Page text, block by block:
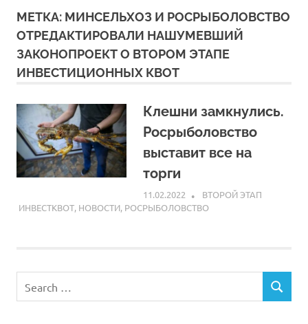
МЕТКА: МИНСЕЛЬХОЗ И РОСРЫБОЛОВСТВО
ОТРЕДАКТИРОВАЛИ НАШУМЕВШИЙ
ЗАКОНОПРОЕКТ О ВТОРОМ ЭТАПЕ
ИНВЕСТИЦИОННЫХ КВОТ
Клешни замкнулись.
Росрыболовство
выставит все на
торги
11.02.2022 ARPP
ВТОРОЙ ЭТАП
ИНВЕСТКВОТ, НОВОСТИ, РОСРЫБОЛОВСТВО